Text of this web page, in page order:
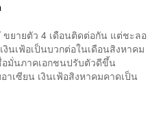
ขยายตัว 4 เดือนติดต่อกัน แต่ชะลอ
นเฟ้อเป็นบวกต่อในเดือนสิงหาคม
มั่นภาคเอกชนปรับตัวดีขึ้น
เซียน เงินเฟ้อสิงหาคมคาดเป็น